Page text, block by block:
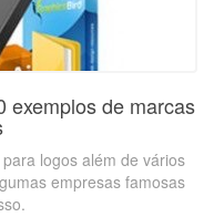
exemplos de marcas
logos além de vários
empresas famosas